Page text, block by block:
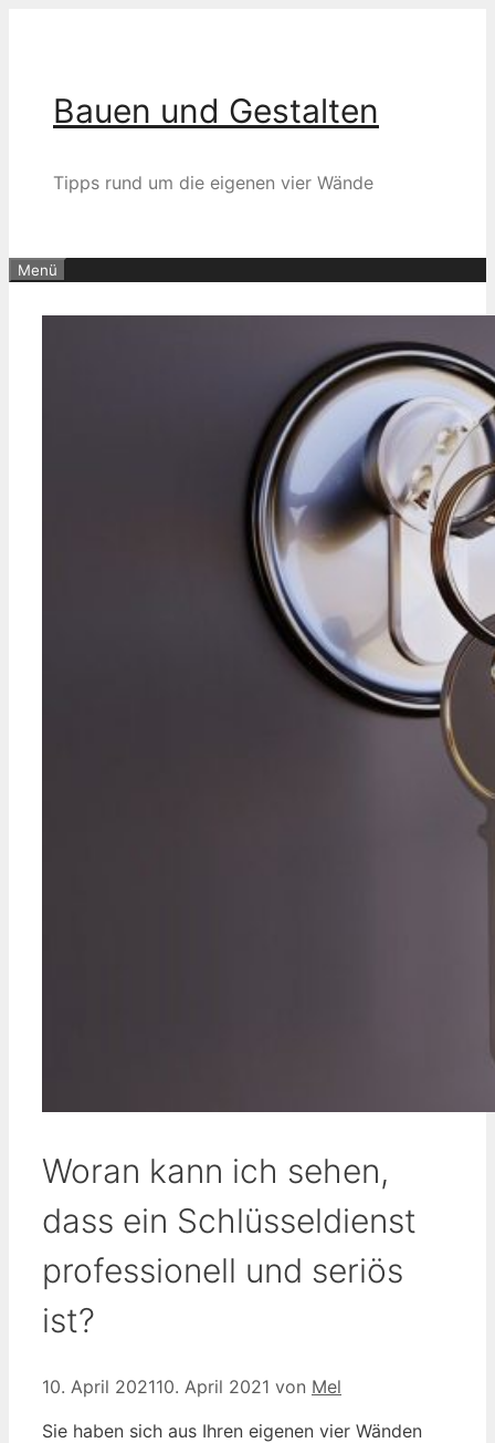
Bauen und Gestalten
Tipps rund um die eigenen vier Wände
Menü
Woran kann ich sehen,
dass ein Schlüsseldienst
professionell und seriös
ist?
10. April 202110. April 2021 von Mel
Sie haben sich aus Ihren eigenen vier Wänden